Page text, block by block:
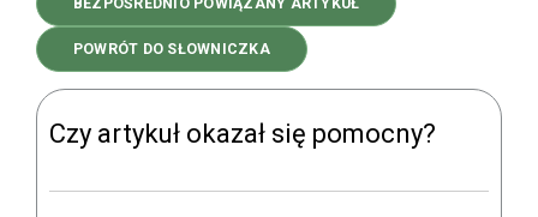
BEZPOŚREDNIO POWIĄZANY ARTYKUŁ
POWRÓT DO SŁOWNICZKA
Czy artykuł okazał się pomocny?